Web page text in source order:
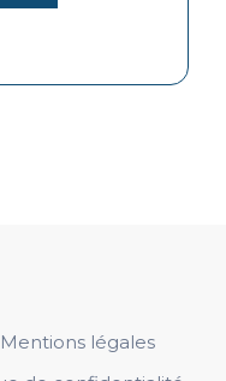
Mentions légales